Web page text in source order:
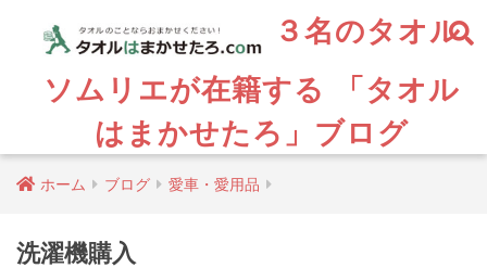
３名のタオル
ソムリエが在籍する 「タオル
はまかせたろ」ブログ
ホーム ブログ 愛車・愛用品
洗濯機購入